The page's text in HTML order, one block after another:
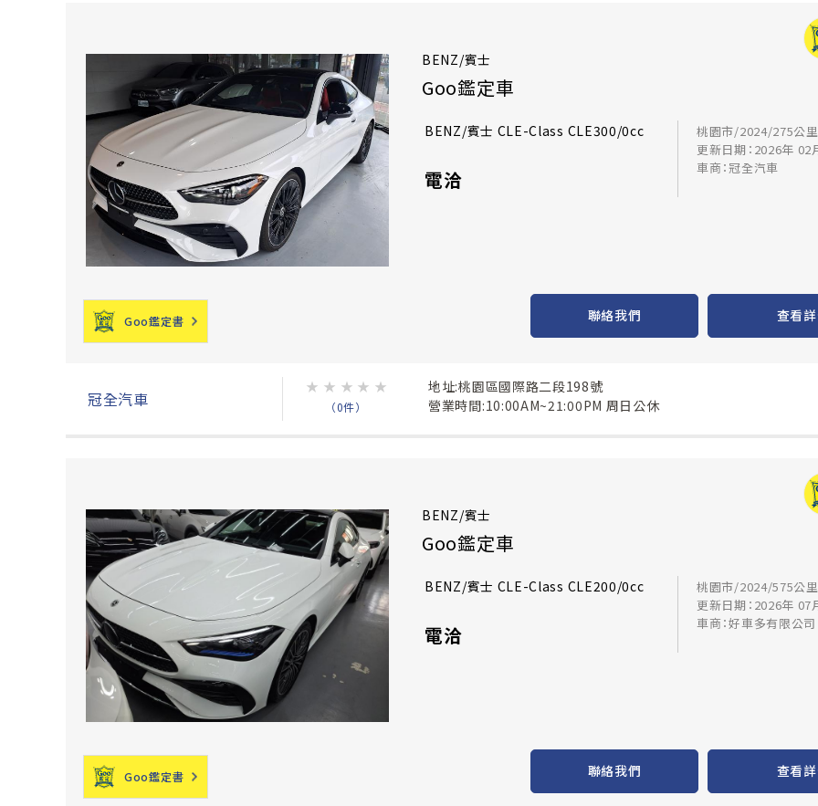
BENZ/賓士
Goo鑑定車
BENZ/賓士 CLE-Class CLE300/0cc
電洽
桃園市/2024/275公里
更新日期：2026年 02
車商：冠全汽車
Goo鑑定書 聯絡我們 查看
冠全汽車
★ ★ ★ ★ ★
（0件）
地址:桃園區國際路二段198號
營業時間:10:00AM~21:00PM 周日公休
BENZ/賓士
Goo鑑定車
BENZ/賓士 CLE-Class CLE200/0cc
電洽
桃園市/2024/575公里
更新日期：2026年 07
車商：好車多有限公司
Goo鑑定書 聯絡我們 查看